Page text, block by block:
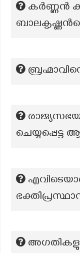
കര്‍ണ്ണന്‍
ചെയ്യപ്പെട്ട